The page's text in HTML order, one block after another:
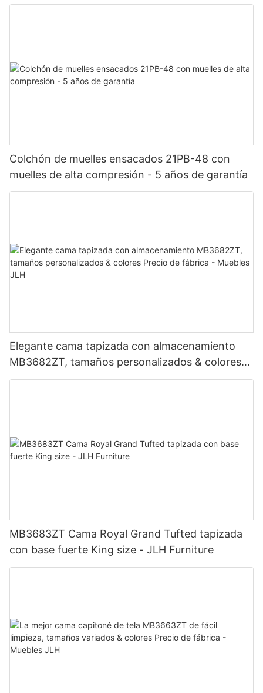
Colchón de muelles ensacados 21PB-48 con
muelles de alta compresión - 5 años de garantía
Elegante cama tapizada con almacenamiento
MB3682ZT, tamaños personalizados & colores
Precio de fábrica - Muebles JLH
MB3683ZT Cama Royal Grand Tufted tapizada
con base fuerte King size - JLH Furniture